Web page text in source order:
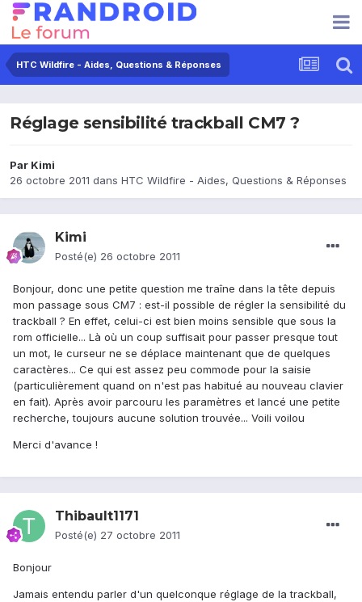
HTC Wildfire - Aides, Questions & Réponses
Réglage sensibilité trackball CM7 ?
Par Kimi
26 octobre 2011 dans HTC Wildfire - Aides, Questions & Réponses
Kimi
Posté(e) 26 octobre 2011
Bonjour, donc une petite question me traîne dans la tête depuis
mon passage sous CM7 : est-il possible de régler la sensibilité du
trackball ? En effet, celui-ci est bien moins sensible que sous la
rom officielle... Là où un coup suffisait pour passer presque tout
un mot, le curseur ne se déplace maintenant que de quelques
caractères... Ce qui est assez peu commode pour la saisie
(particulièrement quand on n'est pas habitué au nouveau clavier
en fait). Après avoir parcouru les paramètres et lancé une petite
recherche, toujours aucune solution trouvée... Voili voilou
Merci d'avance !
Thibault1171
Posté(e) 27 octobre 2011
Bonjour
Jamais entendu parler d'un quelconque réglage de la trackball,